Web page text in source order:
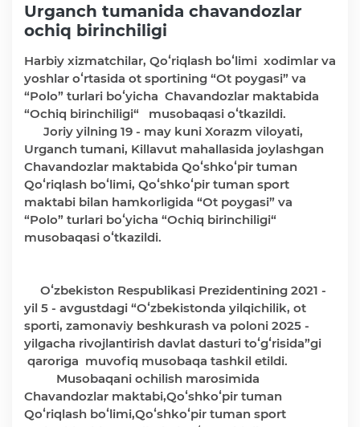
Media
Statistik va tahliliy axborotlar
Davlat dasturi ijrosi
Sayyor qabullar
Aholi bandligini ta'minlash
Rasmiy munosabat
Deputatlar faoliyati
Urganch tumanida chavandozlar
ochiq birinchiligi
Harbiy xizmatchilar, Qoʻriqlash boʻlimi xodimlar va
yoshlar oʻrtasida ot sportining “Ot poygasi” va
“Polo” turlari boʻyicha Chavandozlar maktabida
“Ochiq birinchiligi“ musobaqasi oʻtkazildi.
Joriy yilning 19 - may kuni Xorazm viloyati,
Urganch tumani, Killavut mahallasida joylashgan
Chavandozlar maktabida Qoʻshkoʻpir tuman
Qoʻriqlash boʻlimi, Qoʻshkoʻpir tuman sport
maktabi bilan hamkorligida “Ot poygasi” va
“Polo” turlari boʻyicha “Ochiq birinchiligi“
musobaqasi oʻtkazildi.
Oʻzbekiston Respublikasi Prezidentining 2021 -
yil 5 - avgustdagi “Oʻzbekistonda yilqichilik, ot
sporti, zamonaviy beshkurash va poloni 2025 -
yilgacha rivojlantirish davlat dasturi toʻgʻrisida”gi
qaroriga muvofiq musobaqa tashkil etildi.
Musobaqani ochilish marosimida
Chavandozlar maktabi,Qoʻshkoʻpir tuman
Qoʻriqlash boʻlimi,Qoʻshkoʻpir tuman sport